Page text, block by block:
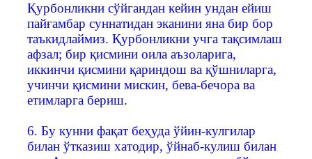
Қурбонликни сўйгандан кейин ундан ейиш
пайғамбар суннатидан эканини яна бир бор
таъкидлаймиз. Қурбонликни учга тақсимлаш
афзал; бир қисмини оила аъзоларига,
иккинчи қисмини қариндош ва қўшниларга,
учинчи қисмини мискин, бева-бечора ва
етимларга бериш.
6. Бу кунни фақат беҳуда ўйин-кулгилар
билан ўтказиш хатодир, ўйнаб-кулиш билан